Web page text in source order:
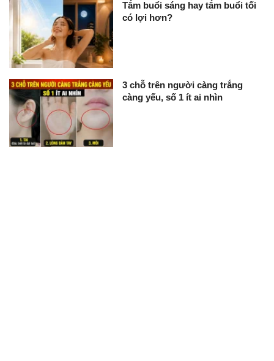
Tắm buổi sáng hay tắm buổi tối
có lợi hơn?
3 chỗ trên người càng trắng
càng yếu, số 1 ít ai nhìn